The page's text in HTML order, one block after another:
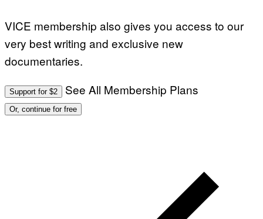
VICE membership also gives you access to our
very best writing and exclusive new
documentaries.
Support for $2 See All Membership Plans
Or, continue for free